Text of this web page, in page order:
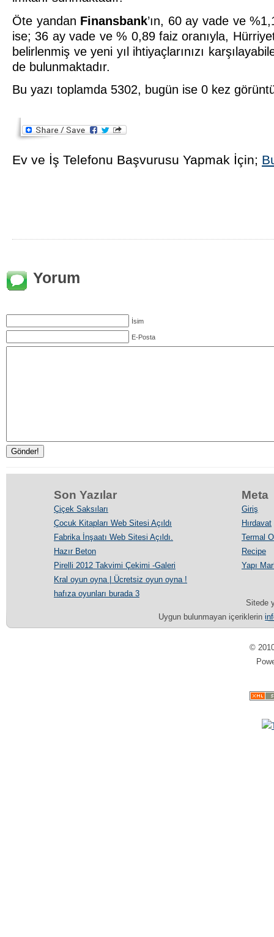
Öte yandan Finansbank’ın, 60 ay vade ve
ise; 36 ay vade ve % 0,89 faiz oranıyla,
belirlenmiş ve yeni yıl ihtiyaçlarınızı
de bulunmaktadır.
Bu yazı toplamda 5302, bugün ise 0 kez
Ev ve İş Telefonu Başvurusu Yapmak İçin;
Yorum
İsim
E-Posta
Son Yazılar
Çiçek Saksıları
Çocuk Kitapları Web Sitesi Açıldı
Fabrika İnşaatı Web Sitesi Açıldı.
Hazır Beton
Pirelli 2012 Takvimi Çekimi -Galeri
Kral oyun oyna | Ücretsiz oyun oyna !
hafıza oyunları burada 3
Meta
Giriş
Hırdavat
Termal
Recipe
Yapı
Sitede
Uygun bulunmayan içeriklerin
©